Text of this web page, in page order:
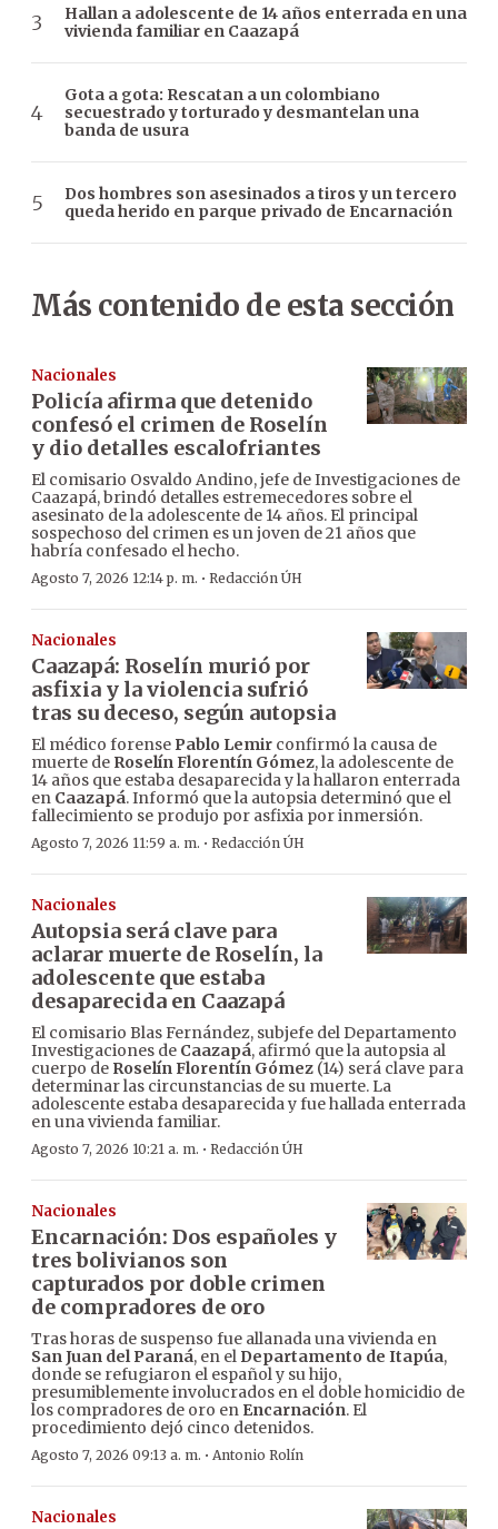
Hallan a adolescente de 14 años enterrada en una
vivienda familiar en Caazapá
Gota a gota: Rescatan a un colombiano
secuestrado y torturado y desmantelan una
banda de usura
Dos hombres son asesinados a tiros y un tercero
queda herido en parque privado de Encarnación
Más contenido de esta sección
Nacionales
Policía afirma que detenido
confesó el crimen de Roselín
y dio detalles escalofriantes
El comisario Osvaldo Andino, jefe de Investigaciones de
Caazapá, brindó detalles estremecedores sobre el
asesinato de la adolescente de 14 años. El principal
sospechoso del crimen es un joven de 21 años que
habría confesado el hecho.
Agosto 7, 2026 12:14 p. m. · Redacción ÚH
Nacionales
Caazapá: Roselín murió por
asfixia y la violencia sufrió
tras su deceso, según autopsia
El médico forense Pablo Lemir confirmó la causa de
muerte de Roselín Florentín Gómez, la adolescente de
14 años que estaba desaparecida y la hallaron enterrada
en Caazapá. Informó que la autopsia determinó que el
fallecimiento se produjo por asfixia por inmersión.
Agosto 7, 2026 11:59 a. m. · Redacción ÚH
Nacionales
Autopsia será clave para
aclarar muerte de Roselín, la
adolescente que estaba
desaparecida en Caazapá
El comisario Blas Fernández, subjefe del Departamento
Investigaciones de Caazapá, afirmó que la autopsia al
cuerpo de Roselín Florentín Gómez (14) será clave para
determinar las circunstancias de su muerte. La
adolescente estaba desaparecida y fue hallada enterrada
en una vivienda familiar.
Agosto 7, 2026 10:21 a. m. · Redacción ÚH
Nacionales
Encarnación: Dos españoles y
tres bolivianos son
capturados por doble crimen
de compradores de oro
Tras horas de suspenso fue allanada una vivienda en
San Juan del Paraná, en el Departamento de Itapúa,
donde se refugiaron el español y su hijo,
presumiblemente involucrados en el doble homicidio de
los compradores de oro en Encarnación. El
procedimiento dejó cinco detenidos.
Agosto 7, 2026 09:13 a. m. · Antonio Rolín
Nacionales